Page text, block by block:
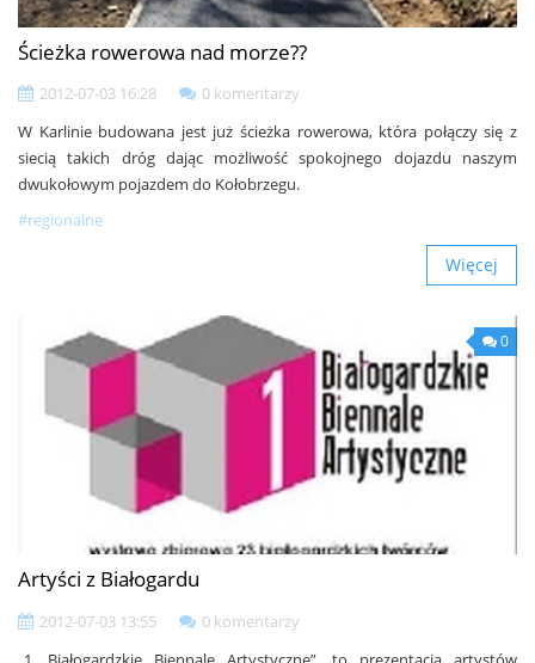
Ścieżka rowerowa nad morze??
2012-07-03 16:28
0 komentarzy
W Karlinie budowana jest już ścieżka rowerowa, która połączy się z
siecią takich dróg dając możliwość spokojnego dojazdu naszym
dwukołowym pojazdem do Kołobrzegu.
#regionalne
Więcej
0
Artyści z Białogardu
2012-07-03 13:55
0 komentarzy